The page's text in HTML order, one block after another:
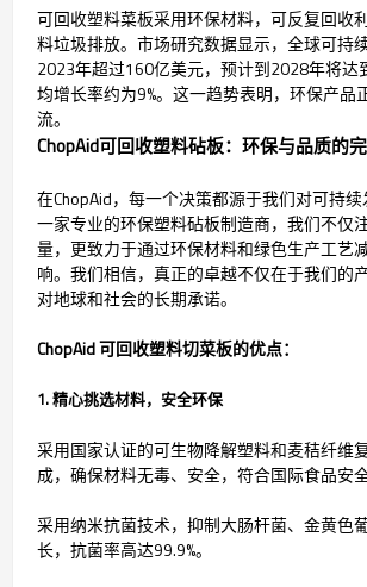
可回收塑料菜板采用环保材料，可反复回收
料垃圾排放。市场研究数据显示，全球可持
2023年超过160亿美元，预计到2028年将达
均增长率约为9%。这一趋势表明，环保产品
流。
ChopAid可回收塑料砧板：环保与品质的
在ChopAid，每一个决策都源于我们对可持
一家专业的环保塑料砧板制造商，我们不仅
量，更致力于通过环保材料和绿色生产工艺
响。我们相信，真正的卓越不仅在于我们的
对地球和社会的长期承诺。
ChopAid 可回收塑料切菜板的优点：
1. 精心挑选材料，安全环保
采用国家认证的可生物降解塑料和麦秸纤维
成，确保材料无毒、安全，符合国际食品安全
采用纳米抗菌技术，抑制大肠杆菌、金黄色
长，抗菌率高达99.9%。